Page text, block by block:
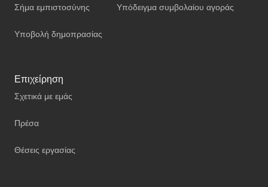
Σήμα εμπιστοσύνης
Υποβολή δημοπρασίας
Υπόδειγμα συμβολαίου αγοράς
Επιχείρηση
Σχετικά με εμάς
Πρέσα
Θέσεις εργασίας